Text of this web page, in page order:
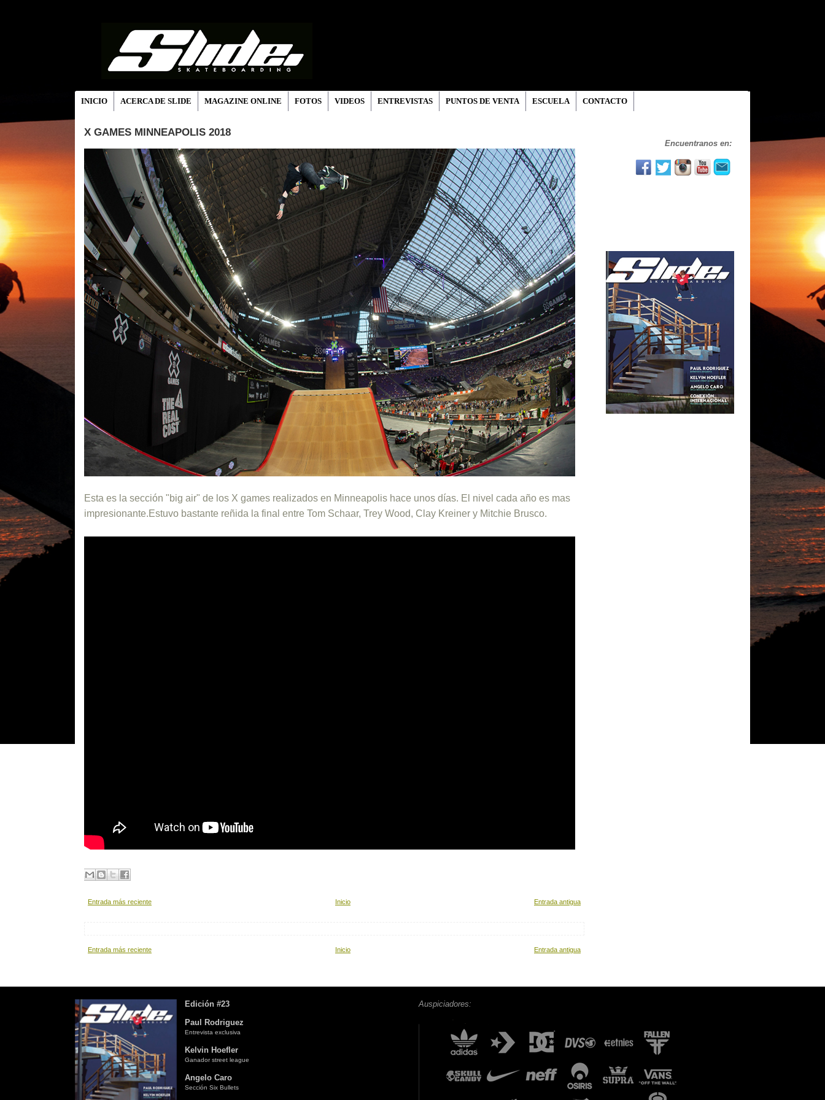
INICIO ACERCA DE SLIDE MAGAZINE ONLINE FOTOS VIDEOS ENTREVISTAS PUNTOS DE VENTA ESCUELA CONTACTO
X GAMES MINNEAPOLIS 2018
Esta es la sección "big air" de los X games realizados en Minneapolis hace unos días. El nivel cada año es mas
impresionante.Estuvo bastante reñida la final entre Tom Schaar, Trey Wood, Clay Kreiner y Mitchie Brusco.
Entrada más reciente Entrada antigua
Inicio
Entrada más reciente Entrada antigua
Inicio
Encuentranos en:
Edición #23
Paul Rodriguez
Entrevista exclusiva
Kelvin Hoefler
Ganador street league
Angelo Caro
Sección Six Bullets
Auspiciadores: